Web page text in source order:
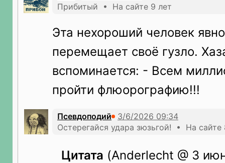
Прибитый • На сайте 9 лет
Эта нехороший человек
перемещает своё гузло.
вспоминается: - Всем
пройти флюорографию!!!
Псевдоподий
Остерегайся удара зюзьгой! • На сайте
Цитата (Anderlecht @ 3